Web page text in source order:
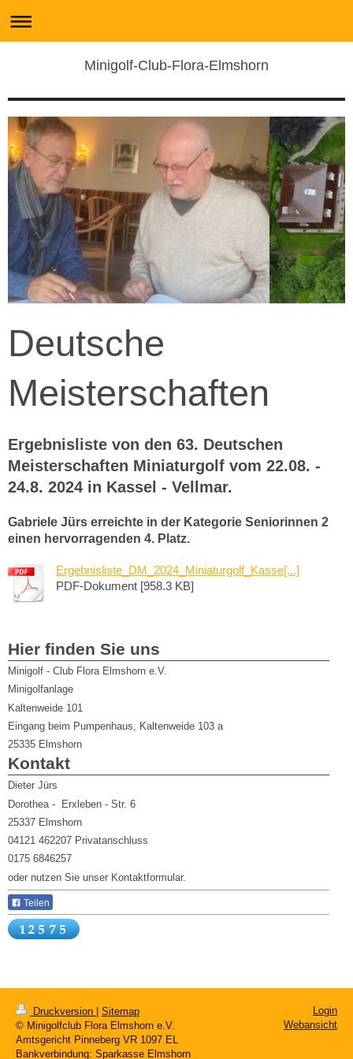
Minigolf-Club-Flora-Elmshorn
Deutsche
Meisterschaften
Ergebnisliste von den 63. Deutschen
Meisterschaften Miniaturgolf vom 22.08. -
24.8. 2024 in Kassel - Vellmar.
Gabriele Jürs erreichte in der Kategorie Seniorinnen 2
einen hervorragenden 4. Platz.
Ergebnisliste_DM_2024_Miniaturgolf_Kasse[...]
PDF-Dokument [958.3 KB]
Hier finden Sie uns
Minigolf - Club Flora Elmshorn e.V.
Minigolfanlage
Kaltenweide 101
Eingang beim Pumpenhaus, Kaltenweide 103 a
25335 Elmshorn
Kontakt
Dieter Jürs
Dorothea - Erxleben - Str. 6
25337 Elmshorn
04121 462207 Privatanschluss
0175 6846257
oder nutzen Sie unser Kontaktformular.
Teilen
Druckversion | Sitemap
© Minigolfclub Flora Elmshorn e.V.
Amtsgericht Pinneberg VR 1097 EL
Bankverbindung: Sparkasse Elmshorn
Login
Webansicht